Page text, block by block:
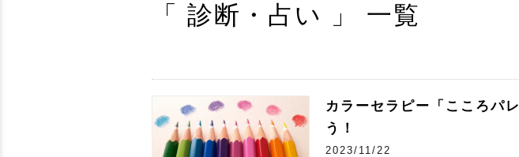
「 診断・占い 」 一覧
カラーセラピー「こころパ
う！
2023/11/22